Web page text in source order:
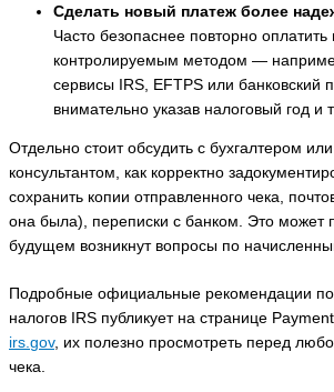
Сделать новый платеж более
Часто безопаснее повторно оплатить
контролируемым методом —
сервисы IRS, EFTPS или банковский
внимательно указав налоговый год и
Отдельно стоит обсудить с бухгалтером
консультантом, как корректно
сохранить копии отправленного чека,
она была), переписки с банком. Это может
будущем возникнут вопросы по
Подробные официальные рекомендации
налогов IRS публикует на странице
irs.gov, их полезно просмотреть перед
чека.